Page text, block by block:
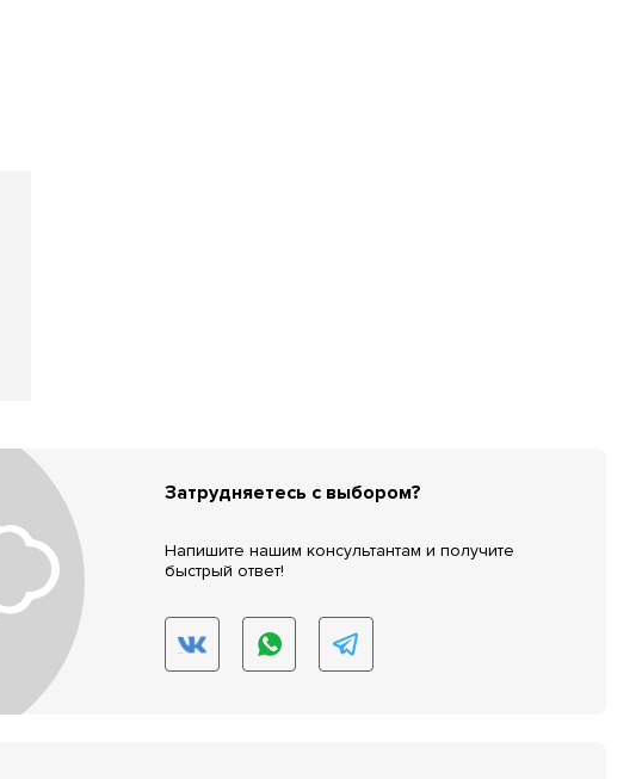
Затрудняетесь с выбором?
Напишите нашим консультантам и получите
быстрый ответ!